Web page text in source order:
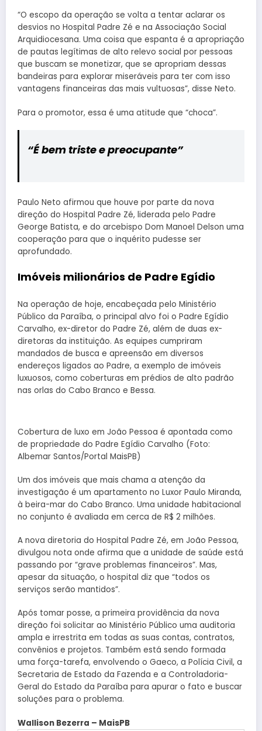
“O escopo da operação se volta a tentar aclarar os
desvios no Hospital Padre Zé e na Associação Social
Arquidiocesana. Uma coisa que espanta é a apropriação
de pautas legítimas de alto relevo social por pessoas
que buscam se monetizar, que se apropriam dessas
bandeiras para explorar miseráveis para ter com isso
vantagens financeiras das mais vultuosas”, disse Neto.
Para o promotor, essa é uma atitude que “choca”.
“É bem triste e preocupante”
Paulo Neto afirmou que houve por parte da nova
direção do Hospital Padre Zé, liderada pelo Padre
George Batista, e do arcebispo Dom Manoel Delson uma
cooperação para que o inquérito pudesse ser
aprofundado.
Imóveis milionários de Padre Egídio
Na operação de hoje, encabeçada pelo Ministério
Público da Paraíba, o principal alvo foi o Padre Egídio
Carvalho, ex-diretor do Padre Zé, além de duas ex-
diretoras da instituição. As equipes cumpriram
mandados de busca e apreensão em diversos
endereços ligados ao Padre, a exemplo de imóveis
luxuosos, como coberturas em prédios de alto padrão
nas orlas do Cabo Branco e Bessa.
Cobertura de luxo em João Pessoa é apontada como
de propriedade do Padre Egídio Carvalho (Foto:
Albemar Santos/Portal MaisPB)
Um dos imóveis que mais chama a atenção da
investigação é um apartamento no Luxor Paulo Miranda,
à beira-mar do Cabo Branco. Uma unidade habitacional
no conjunto é avaliada em cerca de R$ 2 milhões.
A nova diretoria do Hospital Padre Zé, em João Pessoa,
divulgou nota onde afirma que a unidade de saúde está
passando por “grave problemas financeiros”. Mas,
apesar da situação, o hospital diz que “todos os
serviços serão mantidos”.
Após tomar posse, a primeira providência da nova
direção foi solicitar ao Ministério Público uma auditoria
ampla e irrestrita em todas as suas contas, contratos,
convênios e projetos. Também está sendo formada
uma força-tarefa, envolvendo o Gaeco, a Polícia Civil, a
Secretaria de Estado da Fazenda e a Controladoria-
Geral do Estado da Paraíba para apurar o fato e buscar
soluções para o problema.
Wallison Bezerra – MaisPB